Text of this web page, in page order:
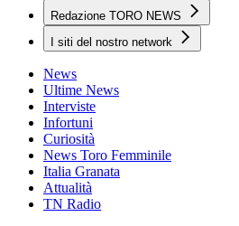
Redazione TORO NEWS
I siti del nostro network
News
Ultime News
Interviste
Infortuni
Curiosità
News Toro Femminile
Italia Granata
Attualità
TN Radio